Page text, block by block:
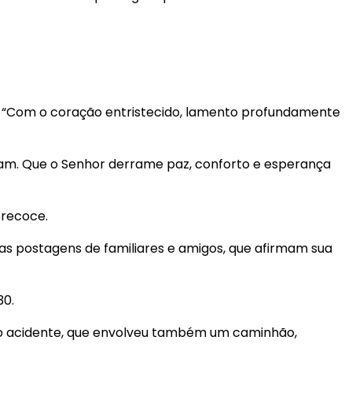
o coração entristecido, lamento profundamente
Que o Senhor derrame paz, conforto e esperança
postagens de familiares e amigos, que afirmam sua
que envolveu também um caminhão,